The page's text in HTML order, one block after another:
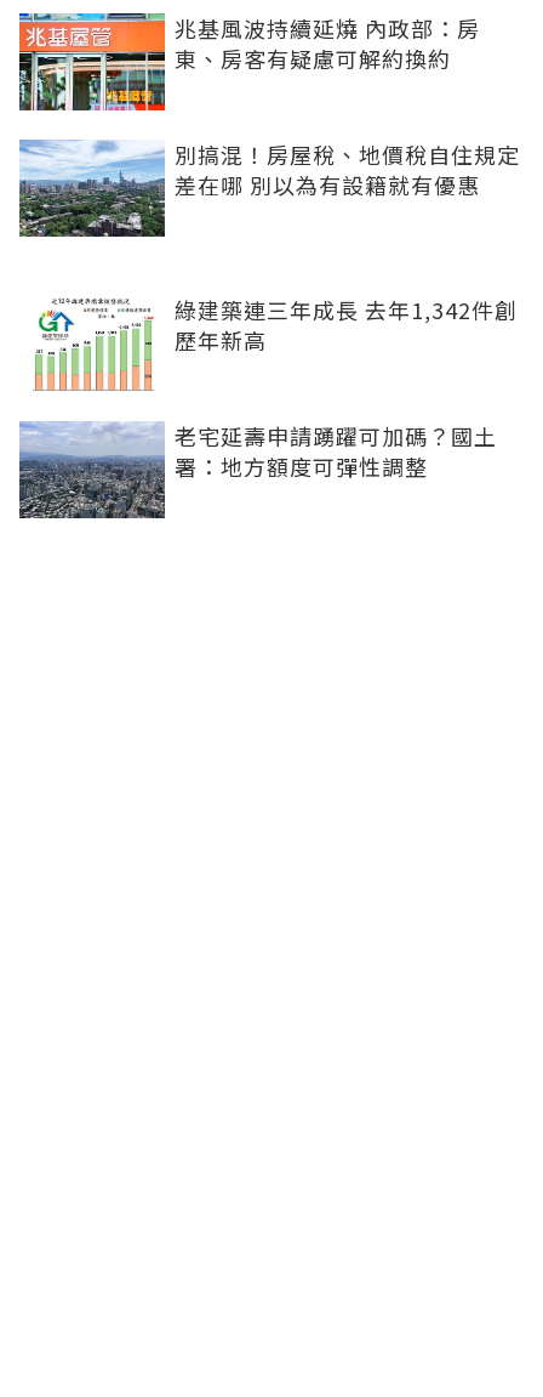
兆基風波持續延燒 內政部：房
東、房客有疑慮可解約換約
別搞混！房屋稅、地價稅自住規定
差在哪 別以為有設籍就有優惠
綠建築連三年成長 去年1,342件創
歷年新高
老宅延壽申請踴躍可加碼？國土
署：地方額度可彈性調整